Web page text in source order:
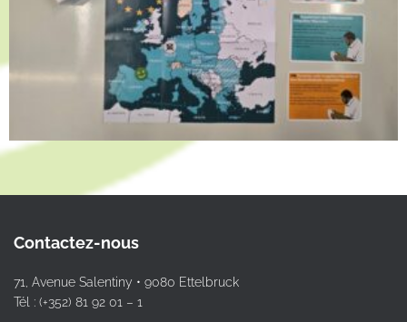
Contactez-nous
71, Avenue Salentiny • 9080 Ettelbruck
Tél : (+352) 81 92 01 – 1